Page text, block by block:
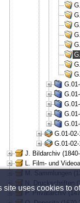
G.01-
G.01-
J. Bildarchiv
L. Film- und
M. Sammlungen
N. Druckschriften
P. Privatarchiv
site uses cookies to